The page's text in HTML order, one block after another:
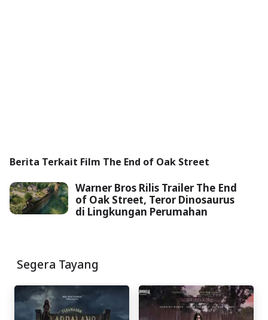
Berita Terkait Film The End of Oak Street
Warner Bros Rilis Trailer The End
of Oak Street, Teror Dinosaurus
di Lingkungan Perumahan
Segera Tayang